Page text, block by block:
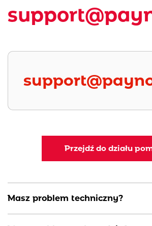
Przejdź do działu
Masz problem techniczny?